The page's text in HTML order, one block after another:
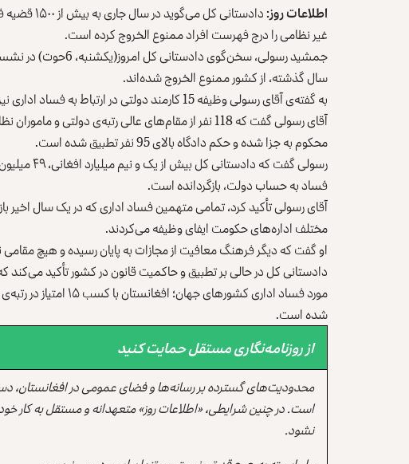
اطلاعات روز:
غیر نظامی را درج فهرست افراد ممنوع الخروج کرده است.
سال گذشته، از کشور ممنوع الخروج شده‌اند.
به گفته‌ی آقای رسولی وظیفه 15 کارمند دولتی در ارتباط به فساد اداری نیز به تعلیق در آمده است.
آقای رسولی گفت که 118 نفر از مقام‌های عالی رتبه‌ی
محکوم به جزا شده و حکم دادگاه بالای 95 نفر تطبیق شده است.
فساد به حساب دولت، بازگردانده است.
آقای رسولی تأکید کرد، تمامی متهمین فساد اداری که در یک سال
مختلف اداره‌های حکومت ایفای وظیفه می‌کردند.
او گفت که دیگر فرهنگ معافیت از مجازات به پایان رسیده و هیچ
دادستانی کل در حالی بر تطبیق و حاکمیت قانون در کشور تأکید
شده است.
از روزنامه‌نگاری مستقل حمایت کنید
محدودیت‌های گسترده بر رسانه‌ها و فضای عمومی در افغانستان،
است. در چنین شرایطی، «اطلاعات روز» متعهدانه و مستقل به کار
نشود.